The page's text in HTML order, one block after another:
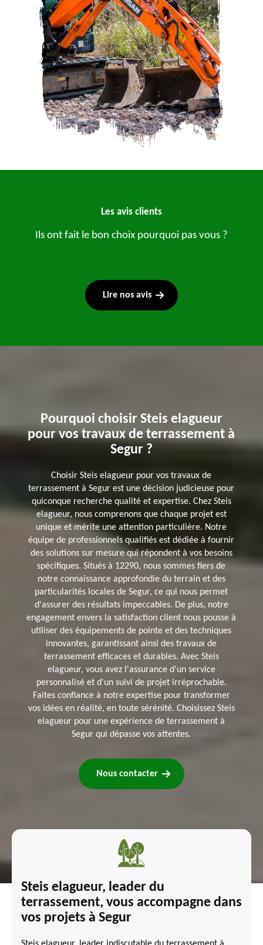
Les avis clients
Ils ont fait le bon choix pourquoi pas vous ?
Lire nos avis
Pourquoi choisir Steis elagueur
pour vos travaux de terrassement à
Segur ?
Choisir Steis elagueur pour vos travaux de
terrassement à Segur est une décision judicieuse pour
quiconque recherche qualité et expertise. Chez Steis
elagueur, nous comprenons que chaque projet est
unique et mérite une attention particulière. Notre
équipe de professionnels qualifiés est dédiée à fournir
des solutions sur mesure qui répondent à vos besoins
spécifiques. Situés à 12290, nous sommes fiers de
notre connaissance approfondie du terrain et des
particularités locales de Segur, ce qui nous permet
d'assurer des résultats impeccables. De plus, notre
engagement envers la satisfaction client nous pousse à
utiliser des équipements de pointe et des techniques
innovantes, garantissant ainsi des travaux de
terrassement efficaces et durables. Avec Steis
elagueur, vous avez l'assurance d'un service
personnalisé et d'un suivi de projet irréprochable.
Faites confiance à notre expertise pour transformer
vos idées en réalité, en toute sérénité. Choisissez Steis
elagueur pour une expérience de terrassement à
Segur qui dépasse vos attentes.
Nous contacter
Steis elagueur, leader du
terrassement, vous accompagne dans
vos projets à Segur